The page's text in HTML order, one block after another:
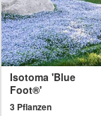
Isotoma 'Blue
Foot®'
3 Pflanzen